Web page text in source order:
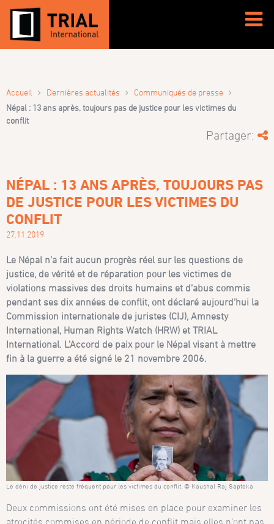
Accueil › Dernières actualités › Communiqués de presse ›
Népal : 13 ans après, toujours pas de justice pour les victimes du
conflit
Partager:
NÉPAL : 13 ANS APRÈS, TOUJOURS PAS
DE JUSTICE POUR LES VICTIMES DU
CONFLIT
27.11.2019
Le Népal n’a fait aucun progrès réel sur les questions de
justice, de vérité et de réparation pour les victimes de
violations massives des droits humains et d’abus commis
pendant ses dix années de conflit, ont déclaré aujourd’hui la
Commission internationale de juristes (CIJ), Amnesty
International, Human Rights Watch (HRW) et TRIAL
International. L’Accord de paix pour le Népal visant à mettre
fin à la guerre a été signé le 21 novembre 2006.
Le déni de justice reste fréquent pour les victimes du conflit. © Kaushal Raj Saptoka
Deux commissions ont été mises en place pour examiner les
atrocités commises en période de conflit mais elles n’ont pas